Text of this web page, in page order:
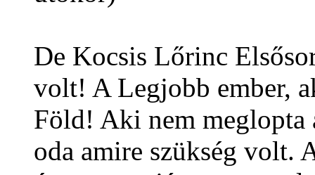
De Kocsis Lőrinc
volt! A Legjobb ember,
Föld! Aki nem meglopta
oda amire szükség volt.